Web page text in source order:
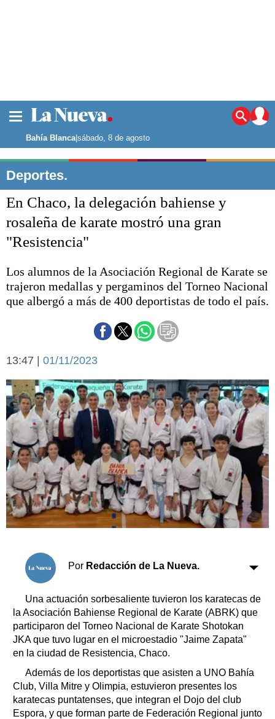
Noticias
La ciudad
Punta Alta
El mundo
Seguridad
Liga del Sur
Básquetbol
Fútbol
Aplausos
Economía y campo
Con el campo
Espacio empresas
Sociedad y tiempo
libre
Sociedad
Tecnología
Turismo
Salud
Es viral
El tiempo
Cartón Lleno
Clasificados
Horóscopo
Servicios
Farmacias
Transportes
Loterías
Datos Útiles
Fúnebres
Edictos
Teléfonos de urgencia
Bahía Blanca|sábado, 8 de agosto
Deportes.
En Chaco, la delegación bahiense y
rosaleña de karate mostró una gran
"Resistencia"
Los alumnos de la Asociación Regional de Karate se
trajeron medallas y pergaminos del Torneo Nacional
que albergó a más de 400 deportistas de todo el país.
13:47 | 01/11/2023
Por Redacción de La Nueva.
Una actuación sorbesaliente tuvieron los karatecas de
la Asociación Bahiense Regional de Karate (ABRK) que
participaron del Torneo Nacional de Karate Shotokan
JKA que tuvo lugar en el microestadio "Jaime Zapata"
en la ciudad de Resistencia, Chaco.
Además de los deportistas que asisten a UNO Bahía
Club, Villa Mitre y Olimpia, estuvieron presentes los
karatecas puntatenses, que integran el Dojo del club
Espora, y que forman parte de Federación Regional junto